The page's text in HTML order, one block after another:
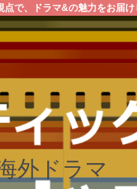
で、ドラマ&の魅力をお届け
外ドラマ